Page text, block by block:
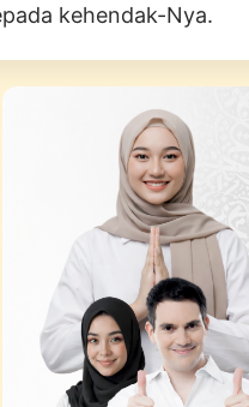
kehendak-Nya.